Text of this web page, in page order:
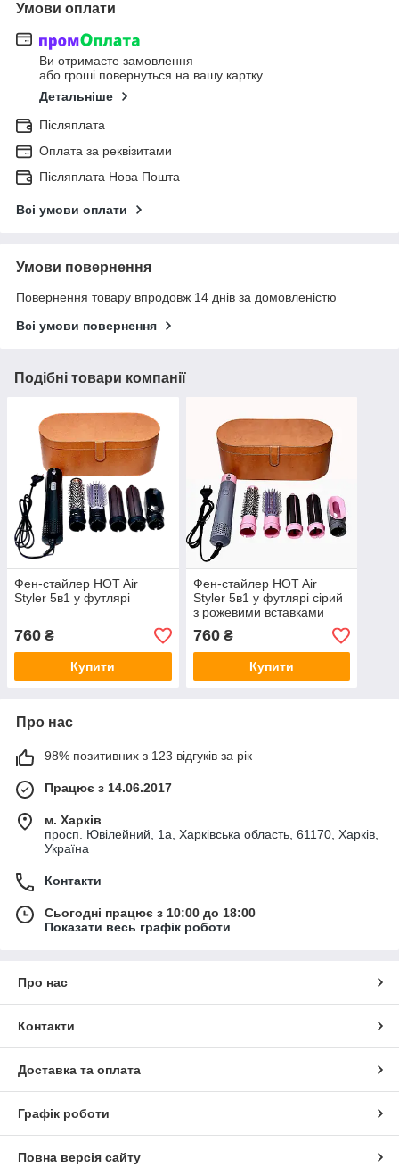
Умови оплати
Ви отримаєте замовлення
або гроші повернуться на вашу картку
Детальніше
Післяплата
Оплата за реквізитами
Післяплата Нова Пошта
Всі умови оплати
Умови повернення
Повернення товару впродовж 14 днів за домовленістю
Всі умови повернення
Подібні товари компанії
Фен-стайлер HOT Air
Styler 5в1 у футлярі
760 ₴
Купити
Фен-стайлер HOT Air
Styler 5в1 у футлярі сірий
з рожевими вставками
760₴
Купити
Про нас
98% позитивних з 123 відгуків за рік
Працює з 14.06.2017
м. Харків
просп. Ювілейний, 1а, Харківська область, 61170, Харків,
Україна
Контакти
Сьогодні працює з 10:00 до 18:00
Показати весь графік роботи
Про нас
Контакти
Доставка та оплата
Графік роботи
Повна версія сайту